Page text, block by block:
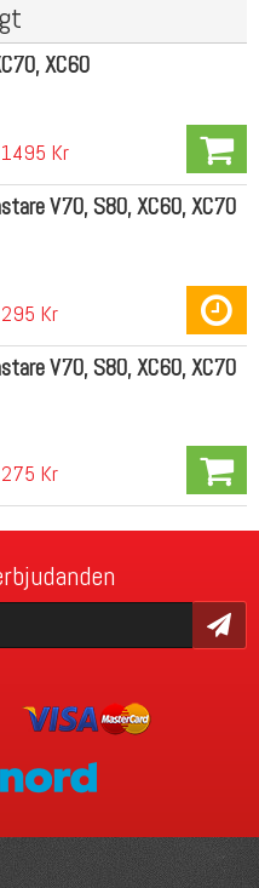
XC60
1495 Kr
V70, S80, XC60, XC70
295 Kr
V70, S80, XC60, XC70
275 Kr
Skicka